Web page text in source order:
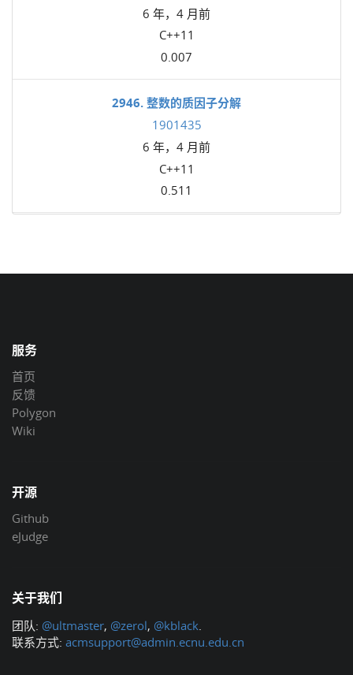
6 年，4 月前
C++11
0.007
2946. 整数的质因子分解
1901435
6 年，4 月前
C++11
0.511
服务
首页
反馈
Polygon
Wiki
开源
Github
eJudge
关于我们
团队: @ultmaster, @zerol, @kblack
联系方式: acmsupport@admin.ecnu.edu.cn